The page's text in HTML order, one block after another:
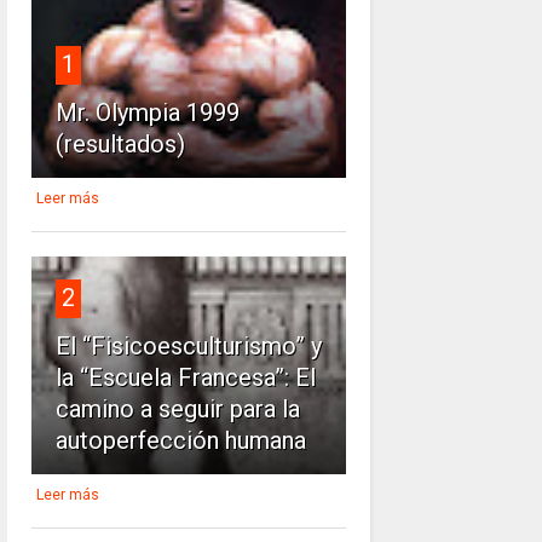
1
Mr. Olympia 1999
(resultados)
Leer más
2
El “Fisicoesculturismo” y
la “Escuela Francesa”: El
camino a seguir para la
autoperfección humana
Leer más